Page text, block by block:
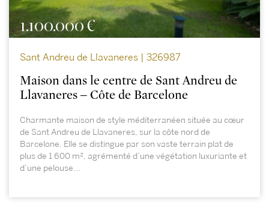
1.100.000 €
Sant Andreu de Llavaneres | 326987
Maison dans le centre de Sant Andreu de
Llavaneres – Côte de Barcelone
Charmante maison de style méditerranéen située au cœur
de Sant Andreu de Llavaneres, sur la côte nord de
Barcelone. Elle se distingue par son vaste terrain plat de
plus de 1 600 m², agrémenté d’une végétation luxuriante et
d’une pelouse...